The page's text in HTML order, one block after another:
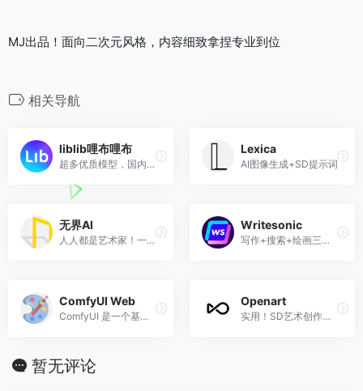
MJ出品！面向二次元风格，内容细致拿捏专业到位
相关导航
liblib哩布哩布
超多优质模型，国内领先的AI创作平台
Lexica
AI图像生成+SD提示词
无界AI
人人都是艺术家！一站式AI创作交流分享
Writesonic
写作+搜索+绘画三位一体
ComfyUI Web
ComfyUI 是一个基于 Web 的 Stable Diffusion 界面，专为工作流定制而优化。享受自由创作的乐趣， AI 图像生成器完全免费！
Openart
实用！SD艺术创作提示词
暂无评论